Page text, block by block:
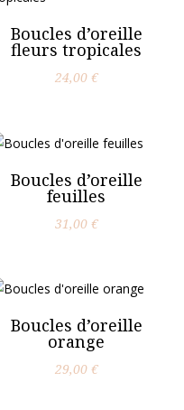
Boucles d’oreille
fleurs tropicales
24,00 €
Boucles d’oreille
feuilles
31,00 €
Boucles d’oreille
orange
29,00 €